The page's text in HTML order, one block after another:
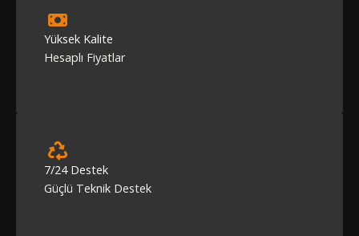
Yüksek Kalite
Hesaplı Fiyatlar
7/24 Destek
Güçlü Teknik Destek